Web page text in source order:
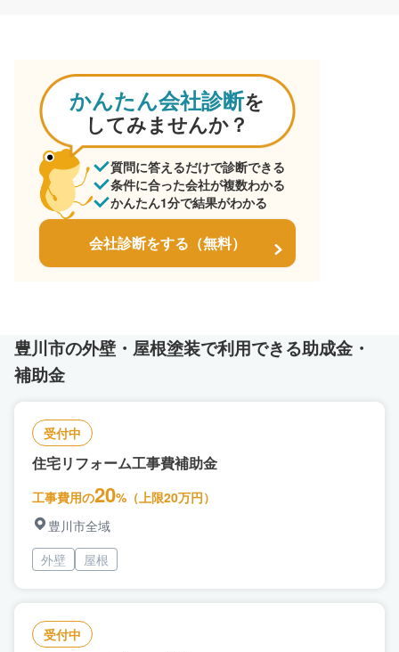
かんたん会社診断を
してみませんか？
質問に答えるだけで診断できる
条件に合った会社が複数わかる
かんたん1分で結果がわかる
会社診断をする（無料）
豊川市の外壁・屋根塗装で利用できる助成金・
補助金
受付中
住宅リフォーム工事費補助金
工事費用の20%（上限20万円）
豊川市全域
外壁
屋根
受付中